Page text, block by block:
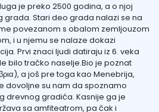
je preko 2500 godina, a o njoj
Stari deo grada nalazi se na
povezanom s obalom zemljouzom
i u njemu se nalaze dokazi
Prvi znaci ljudi datiraju iz 6. veka
bilo tračko naselje.Bio je poznat
a još pre toga kao Menebrija,
dovoljne su nam da spoznamo
drevnog gradića. Kasnije ga je
sa amfiteatrom, pa čak i